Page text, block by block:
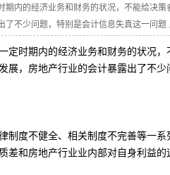
内的经济业务和财务的状况，不能给决策
不少问题，特别是会计信息失真这一问题
时期内的经济业务和财务的状况
，房地产行业的会计暴露出了不
度不健全、相关制度不完善等一
和房地产行业业内部对自身利益的